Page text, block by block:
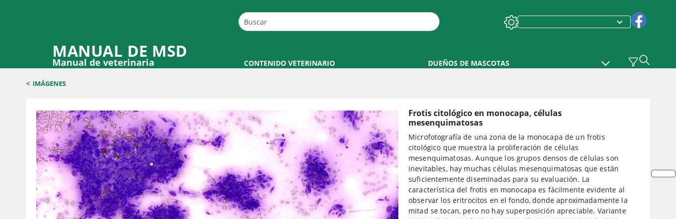
MANUAL DE MSD
Manual de veterinaria CONTENIDO VETERINARIO DUEÑOS DE MASCOTAS
< IMÁGENES
Frotis citológico en monocapa, células
mesenquimatosas
Microfotografía de una zona de la monocapa de un frotis
citológico que muestra la proliferación de células
mesenquimatosas. Aunque los grupos densos de células son
inevitables, hay muchas células mesenquimatosas que están
suficientemente diseminadas para su evaluación. La
característica del frotis en monocapa es fácilmente evidente al
observar los eritrocitos en el fondo, donde aproximadamente la
mitad se tocan, pero no hay superposición apreciable. Variante